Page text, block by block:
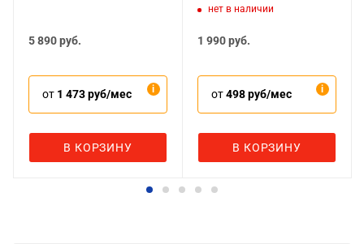
5 890руб.
от 1 473 руб/мес
В КОРЗИНУ
M1037
нет в наличии
1 990руб.
от498 руб/мес
В КОРЗИНУ